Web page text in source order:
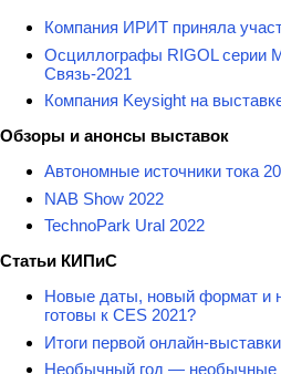
Компания ИРИТ приняла
Осциллографы RIGOL серии
Связь-2021
Компания Keysight на
Обзоры и анонсы выставок
Автономные источники тока
NAB Show 2022
TechnoPark Ural 2022
Статьи КИПиС
Новые даты, новый формат и
готовы к CES 2021?
Итоги первой онлайн-
Необычный год — необычные